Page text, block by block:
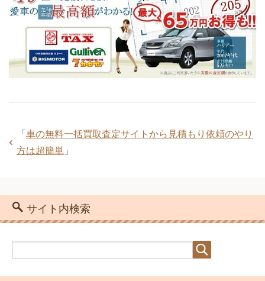
「 車の無料一括買取査定サイトから見積もり依頼のやり
方は超簡単 」
サイト内検索